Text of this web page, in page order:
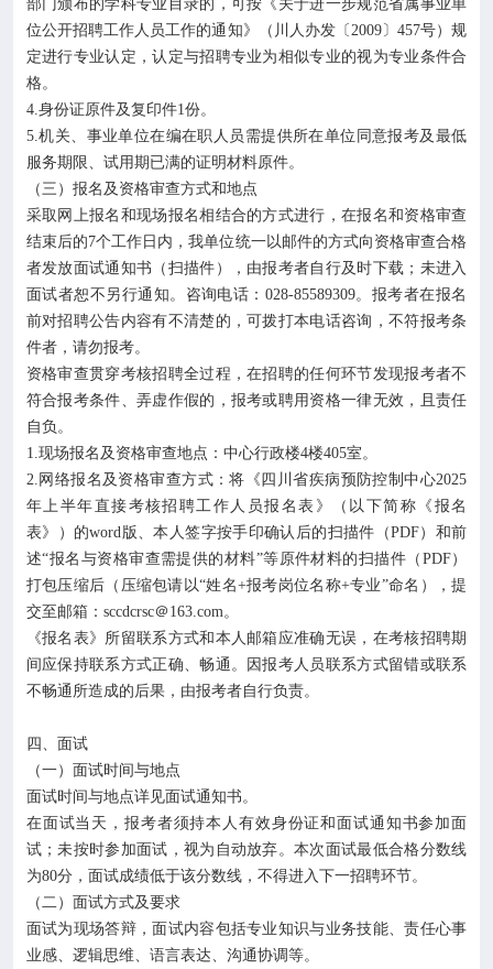
位公开招聘工作人员工作的通知》（川人办发〔2009〕457号）规
定进行专业认定，认定与招聘专业为相似专业的视为专业条件合
格。
4.身份证原件及复印件1份。
5.机关、事业单位在编在职人员需提供所在单位同意报考及最低
服务期限、试用期已满的证明材料原件。
（三）报名及资格审查方式和地点
采取网上报名和现场报名相结合的方式进行，在报名和资格审查
结束后的7个工作日内，我单位统一以邮件的方式向资格审查合格
者发放面试通知书（扫描件），由报考者自行及时下载；未进入
面试者恕不另行通知。咨询电话：028-85589309。报考者在报名
前对招聘公告内容有不清楚的，可拨打本电话咨询，不符报考条
件者，请勿报考。
资格审查贯穿考核招聘全过程，在招聘的任何环节发现报考者不
符合报考条件、弄虚作假的，报考或聘用资格一律无效，且责任
自负。
1.现场报名及资格审查地点：中心行政楼4楼405室。
2.网络报名及资格审查方式：将《四川省疾病预防控制中心2025
年上半年直接考核招聘工作人员报名表》（以下简称《报名
表》）的word版、本人签字按手印确认后的扫描件（PDF）和前
述“报名与资格审查需提供的材料”等原件材料的扫描件（PDF）
打包压缩后（压缩包请以“姓名+报考岗位名称+专业”命名），提
交至邮箱：sccdcrsc＠163.com。
《报名表》所留联系方式和本人邮箱应准确无误，在考核招聘期
间应保持联系方式正确、畅通。因报考人员联系方式留错或联系
不畅通所造成的后果，由报考者自行负责。
四、面试
（一）面试时间与地点
面试时间与地点详见面试通知书。
在面试当天，报考者须持本人有效身份证和面试通知书参加面
试；未按时参加面试，视为自动放弃。本次面试最低合格分数线
为80分，面试成绩低于该分数线，不得进入下一招聘环节。
（二）面试方式及要求
面试为现场答辩，面试内容包括专业知识与业务技能、责任心事
业感、逻辑思维、语言表达、沟通协调等。